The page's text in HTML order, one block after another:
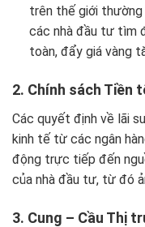
trên thế giới thường
các nhà đầu tư tìm
toàn, đẩy giá vàng
2. Chính sách Tiền
Các quyết định về lãi
kinh tế từ các ngân
động trực tiếp đến
của nhà đầu tư, từ đó
3. Cung – Cầu Thị